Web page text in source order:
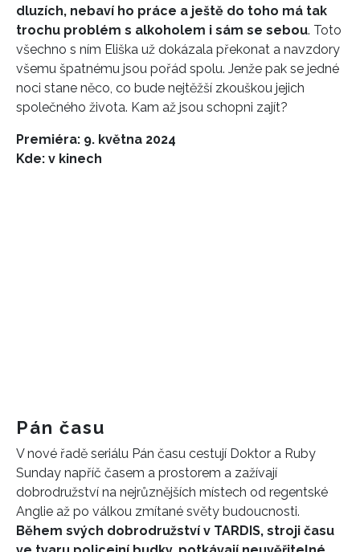
REDAKCE
dluzích, nebaví ho práce a ještě do toho má tak
trochu problém s alkoholem i sám se sebou. Toto
všechno s ním Eliška už dokázala překonat a navzdory
všemu špatnému jsou pořád spolu. Jenže pak se jedné
noci stane něco, co bude nejtěžší zkouškou jejich
společného života. Kam až jsou schopni zajít?
Premiéra: 9. května 2024
Kde: v kinech
Pán času
V nové řadě seriálu Pán času cestují Doktor a Ruby
Sunday napříč časem a prostorem a zažívají
dobrodružství na nejrůznějších místech od regentské
Anglie až po válkou zmítané světy budoucnosti.
Během svých dobrodružství v TARDIS, stroji času